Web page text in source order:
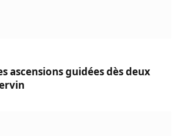
ascensions guidées dès deux